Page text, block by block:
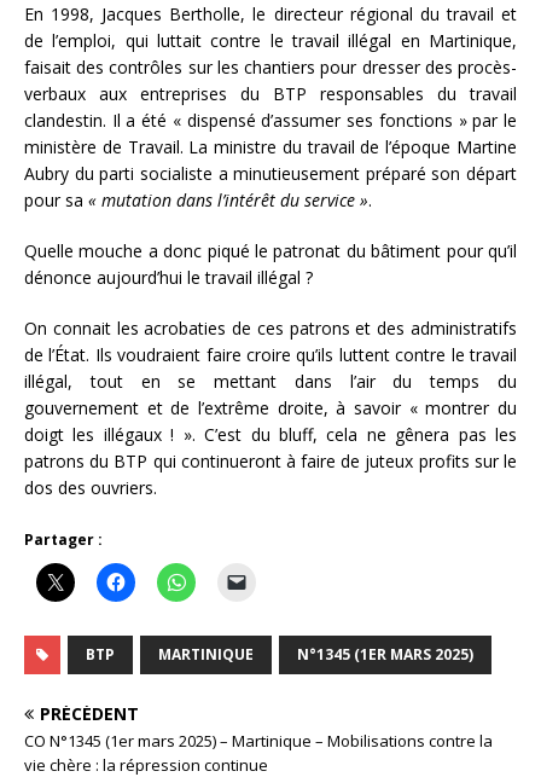
En 1998, Jacques Bertholle, le directeur régional du travail et
de l’emploi, qui luttait contre le travail illégal en Martinique,
faisait des contrôles sur les chantiers pour dresser des procès-
verbaux aux entreprises du BTP responsables du travail
clandestin. Il a été « dispensé d’assumer ses fonctions » par le
ministère de Travail. La ministre du travail de l’époque Martine
Aubry du parti socialiste a minutieusement préparé son départ
pour sa « mutation dans l’intérêt du service ».
Quelle mouche a donc piqué le patronat du bâtiment pour qu’il
dénonce aujourd’hui le travail illégal ?
On connait les acrobaties de ces patrons et des administratifs
de l’État. Ils voudraient faire croire qu’ils luttent contre le travail
illégal, tout en se mettant dans l’air du temps du
gouvernement et de l’extrême droite, à savoir « montrer du
doigt les illégaux ! ». C’est du bluff, cela ne gênera pas les
patrons du BTP qui continueront à faire de juteux profits sur le
dos des ouvriers.
Partager :
BTP MARTINIQUE N°1345 (1ER MARS 2025)
PRÉCÉDENT
CO N°1345 (1er mars 2025) – Martinique – Mobilisations contre la
vie chère : la répression continue